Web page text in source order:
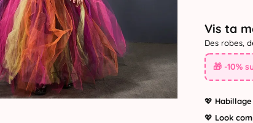
Vis ta
Des robes,
🎁 -10%
💖
💖 Look